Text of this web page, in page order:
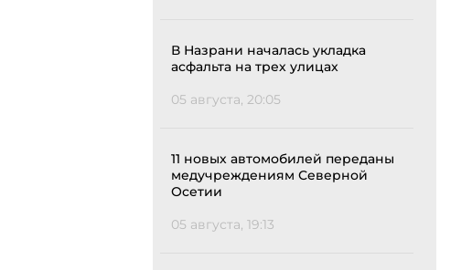
В Назрани началась укладка
асфальта на трех улицах
05 августа, 20:05
11 новых автомобилей переданы
медучреждениям Северной
Осетии
05 августа, 19:13